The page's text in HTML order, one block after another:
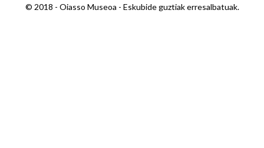
© 2018 - Oiasso Museoa - Eskubide guztiak erresalbatuak.